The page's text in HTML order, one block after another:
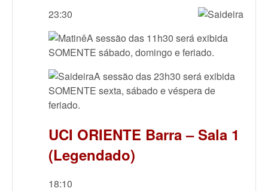
23:30
A sessão das 11h30 será exibida
SOMENTE sábado, domingo e feriado.
A sessão das 23h30 será exibida
SOMENTE sexta, sábado e véspera de
feriado.
UCI ORIENTE Barra – Sala 1
(Legendado)
18:10